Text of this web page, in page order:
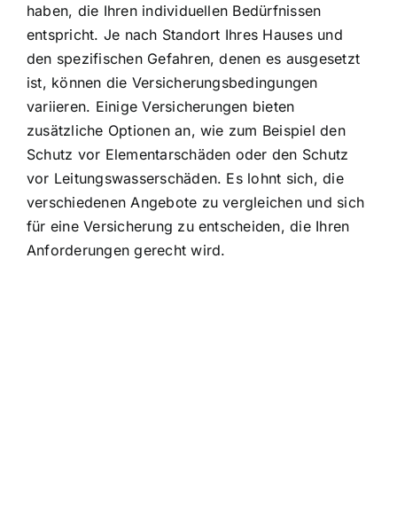
haben, die Ihren individuellen Bedürfnissen
entspricht. Je nach Standort Ihres Hauses und
den spezifischen Gefahren, denen es ausgesetzt
ist, können die Versicherungsbedingungen
variieren. Einige Versicherungen bieten
zusätzliche Optionen an, wie zum Beispiel den
Schutz vor Elementarschäden oder den Schutz
vor Leitungswasserschäden. Es lohnt sich, die
verschiedenen Angebote zu vergleichen und sich
für eine Versicherung zu entscheiden, die Ihren
Anforderungen gerecht wird.